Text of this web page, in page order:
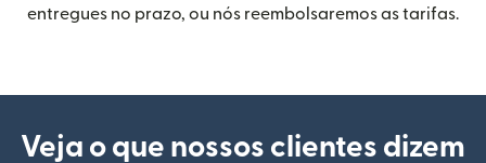
entregues no prazo, ou nós reembolsaremos as tarifas.
Veja o que nossos clientes dizem